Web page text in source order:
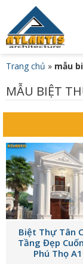
nội
dung
Trang chủ » mẫu
MẪU BIỆT
Biệt Thự Tân
Tầng Đẹp
Phú Thọ